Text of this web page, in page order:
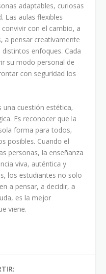
adaptables, curiosas
Las aulas flexibles
con el cambio, a
a pensar creativamente
enfoques. Cada
su modo personal de
con seguridad los
una cuestión estética,
Es reconocer que la
forma para todos,
posibles. Cuando el
personas, la enseñanza
viva, auténtica y
los estudiantes no solo
a pensar, a decidir, a
es la mejor
viene.